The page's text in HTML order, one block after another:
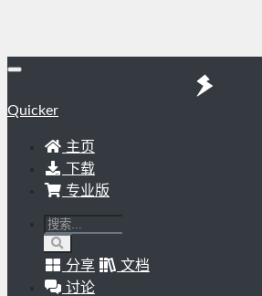
Quicker
主页
下载
专业版
分享
文档
讨论